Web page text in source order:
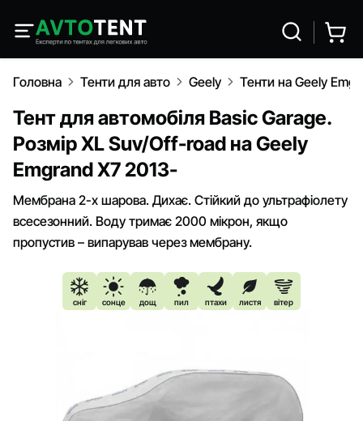
Головна Тенти для авто Geely Тенти на Geely
Тент для автомобіля Basic Garage.
Розмір XL Suv/Off-road на Geely
Emgrand Х7 2013-
Мембрана 2-х шарова. Дихає. Стійкий до ультрафіолету
всесезонний. Воду тримає 2000 мікрон, якщо
пропустив – випарував через мембрану.
сніг сонце дощ пил птахи листя вітер